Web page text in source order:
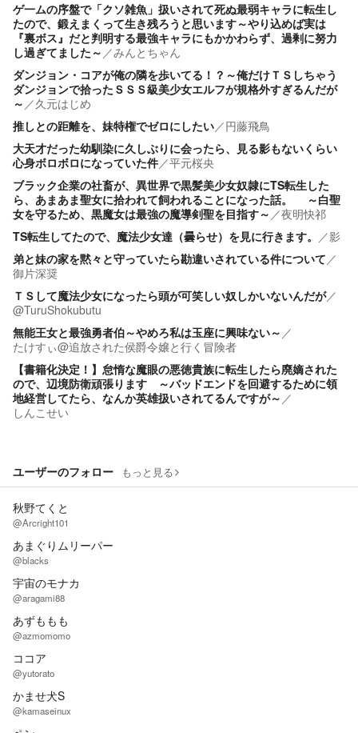
ゲ一ムの序盤で「クソ雑魚」扱いされて死ぬ最弱キャラに転生し
たので、鍛えまくって生き残ろうと思います～やり込めば実は
『裏ボス』だと判明する最強キャラにもかかわらず、過剰に努力
し過ぎてました～ ／みんとちゃん
ダンジョン・コアが俺の隣を歩いてる！？～俺だけＴＳしちゃう
ダンジョンで拾ったＳＳＳ級美少女エルフが規格外すぎるんだが
～ ／久元はじめ
推しとの距離を、妹特権でゼロにしたい／円藤飛鳥
大天才だった幼馴染に久しぶりに会ったら、見る影もないくらい
心身ボロボロになっていた件／平元桜央
ブラック企業の社畜が、異世界で黒髪美少女奴隷にTS転生した
ら、あまあま聖女に拾われて飼われることになった話。 ～白聖
女を守るため、黒魔女は最強の魔導剣聖を目指す～ ／夜明快祁
TS転生してたので、魔法少女達（曇らせ）を見に行きます。 ／影
弟と妹の家を黙々と守っていたら勘違いされている件について／
御片深奨
ＴＳして魔法少女になったら頭が可笑しい奴しかいないんだが／
@TuruShokubutu
無能王女と最強勇者伯～やめろ私は玉座に興味ない～ ／
たけすぃ@追放された侯爵令嬢と行く冒険者
【書籍化決定！】怠惰な魔眼の悪徳貴族に転生したら廃嫡された
ので、辺境防衛頑張ります ～バッドエンドを回避するために領
地経営してたら、なんか英雄扱いされてるんですが～ ／
しんこせい
ユーザーのフォロー もっと見る
秋野てくと
@Arcright101
あまぐりムリーパー
@blacks
宇宙のモナカ
@aragami88
あずももも
@azmomomo
ココア
@yutorato
かませ犬S
@kamaseinux